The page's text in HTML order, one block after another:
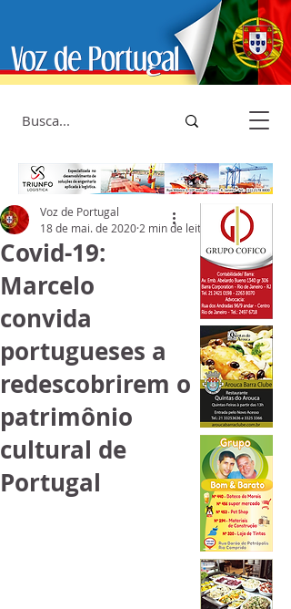
Covid-19:
Marcelo
convida
portugueses a
redescobrirem o
patrimônio
cultural de
Portugal
Voz de Portugal
18 de mai. de 2020 2 min de leitura